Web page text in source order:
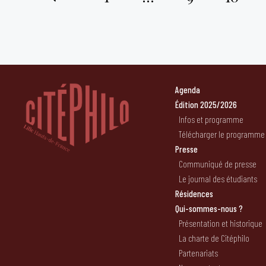
publications
Agenda
Édition 2025/2026
Infos et programme
Télécharger le programme
Presse
Communiqué de presse
Le journal des étudiants
Résidences
Qui-sommes-nous ?
Présentation et historique
La charte de Citéphilo
Partenariats